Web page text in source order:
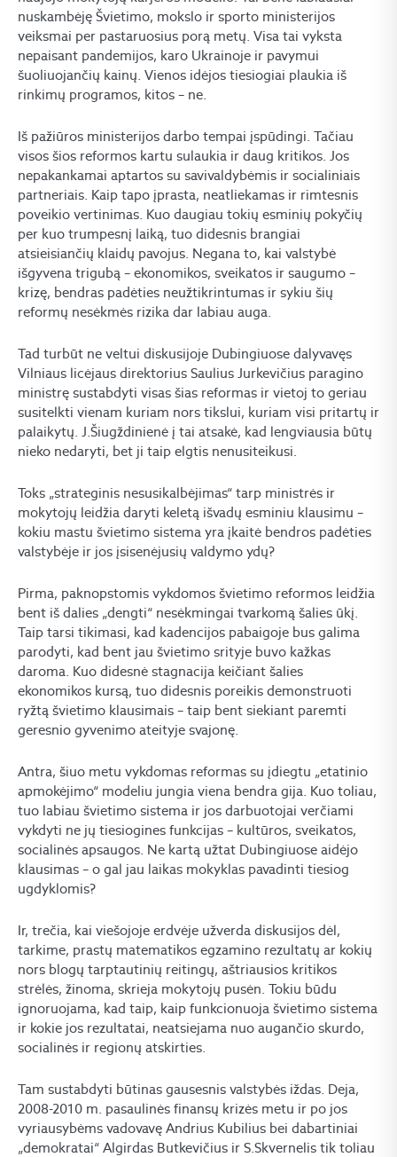
nuskambėję Švietimo, mokslo ir sporto ministerijos
veiksmai per pastaruosius porą metų. Visa tai vyksta
nepaisant pandemijos, karo Ukrainoje ir pavymui
šuoliuojančių kainų. Vienos idėjos tiesiogiai plaukia iš
rinkimų programos, kitos – ne.
Iš pažiūros ministerijos darbo tempai įspūdingi. Tačiau
visos šios reformos kartu sulaukia ir daug kritikos. Jos
nepakankamai aptartos su savivaldybėmis ir socialiniais
partneriais. Kaip tapo įprasta, neatliekamas ir rimtesnis
poveikio vertinimas. Kuo daugiau tokių esminių pokyčių
per kuo trumpesnį laiką, tuo didesnis brangiai
atsieisiančių klaidų pavojus. Negana to, kai valstybė
išgyvena trigubą – ekonomikos, sveikatos ir saugumo –
krizę, bendras padėties neužtikrintumas ir sykiu šių
reformų nesėkmės rizika dar labiau auga.
Tad turbūt ne veltui diskusijoje Dubingiuose dalyvavęs
Vilniaus licėjaus direktorius Saulius Jurkevičius paragino
ministrę sustabdyti visas šias reformas ir vietoj to geriau
susitelkti vienam kuriam nors tikslui, kuriam visi pritartų ir
palaikytų. J.Šiugždinienė į tai atsakė, kad lengviausia būtų
nieko nedaryti, bet ji taip elgtis nenusiteikusi.
Toks „strateginis nesusikalbėjimas“ tarp ministrės ir
mokytojų leidžia daryti keletą išvadų esminiu klausimu –
kokiu mastu švietimo sistema yra įkaitė bendros padėties
valstybėje ir jos įsisenėjusių valdymo ydų?
Pirma, paknopstomis vykdomos švietimo reformos leidžia
bent iš dalies „dengti“ nesėkmingai tvarkomą šalies ūkį.
Taip tarsi tikimasi, kad kadencijos pabaigoje bus galima
parodyti, kad bent jau švietimo srityje buvo kažkas
daroma. Kuo didesnė stagnacija keičiant šalies
ekonomikos kursą, tuo didesnis poreikis demonstruoti
ryžtą švietimo klausimais – taip bent siekiant paremti
geresnio gyvenimo ateityje svajonę.
Antra, šiuo metu vykdomas reformas su įdiegtu „etatinio
apmokėjimo“ modeliu jungia viena bendra gija. Kuo toliau,
tuo labiau švietimo sistema ir jos darbuotojai verčiami
vykdyti ne jų tiesiogines funkcijas – kultūros, sveikatos,
socialinės apsaugos. Ne kartą užtat Dubingiuose aidėjo
klausimas – o gal jau laikas mokyklas pavadinti tiesiog
ugdyklomis?
Ir, trečia, kai viešojoje erdvėje užverda diskusijos dėl,
tarkime, prastų matematikos egzamino rezultatų ar kokių
nors blogų tarptautinių reitingų, aštriausios kritikos
strėlės, žinoma, skrieja mokytojų pusėn. Tokiu būdu
ignoruojama, kad taip, kaip funkcionuoja švietimo sistema
ir kokie jos rezultatai, neatsiejama nuo augančio skurdo,
socialinės ir regionų atskirties.
Tam sustabdyti būtinas gausesnis valstybės iždas. Deja,
2008-2010 m. pasaulinės finansų krizės metu ir po jos
vyriausybėms vadovavę Andrius Kubilius bei dabartiniai
„demokratai“ Algirdas Butkevičius ir S.Skvernelis tik toliau